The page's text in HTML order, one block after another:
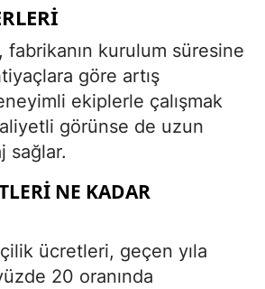
kurulum süresine
göre artış
ekiplerle çalışmak
görünse de uzun
sağlar.
NE KADAR
ücretleri, geçen yıla
20 oranında